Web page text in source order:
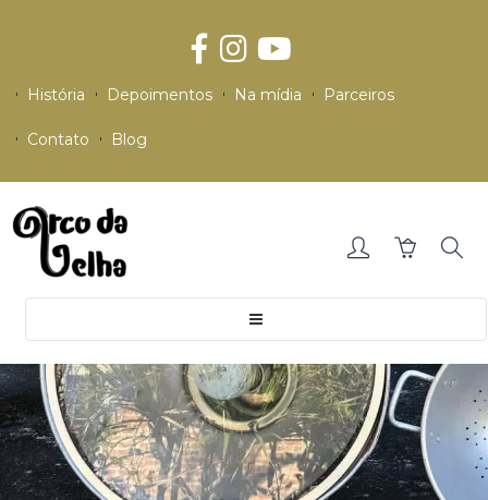
História Depoimentos Na mídia Parceiros
Contato Blog